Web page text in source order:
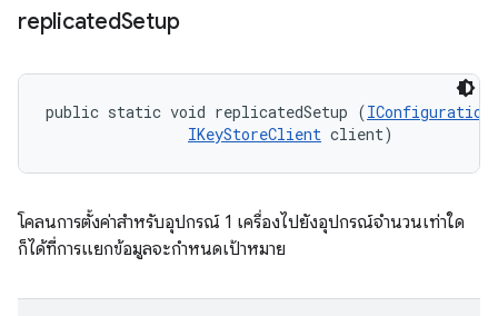
replicatedSetup
public static void replicatedSetup (IConfiguration
IKeyStoreClient client)
โคลนการตั้งค่าสำหรับอุปกรณ์ 1 เครื่องไปยังอุปกรณ์จำนวนเท่าใด
ก็ได้ที่การแยกข้อมูลจะกำหนดเป้าหมาย